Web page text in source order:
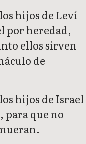
hijos de Leví
por heredad,
ellos sirven
de
hijos de Israel
para que no